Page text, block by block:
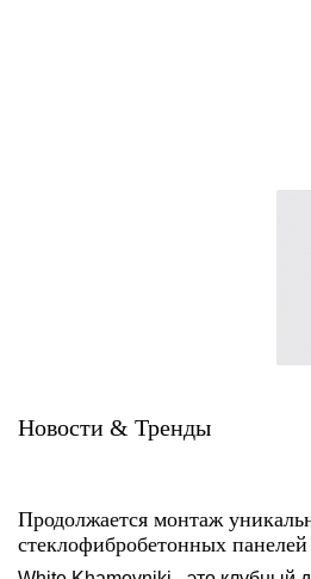
Новости & Тренды
Продолжается монтаж
стеклофибробетонных